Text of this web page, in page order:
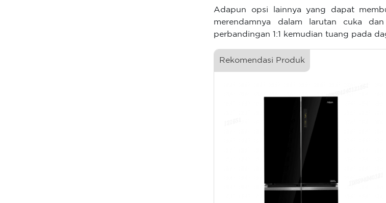
Adapun opsi lainnya yang dapat
merendamnya dalam larutan cuka
perbandingan 1:1 kemudian tuang pada
Rekomendasi Produk